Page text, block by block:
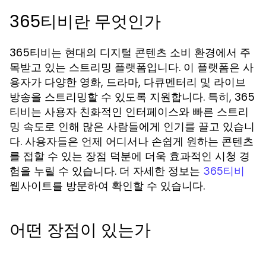
365티비란 무엇인가
365티비는 현대의 디지털 콘텐츠 소비 환경에서 주
목받고 있는 스트리밍 플랫폼입니다. 이 플랫폼은 사
용자가 다양한 영화, 드라마, 다큐멘터리 및 라이브
방송을 스트리밍할 수 있도록 지원합니다. 특히, 365
티비는 사용자 친화적인 인터페이스와 빠른 스트리
밍 속도로 인해 많은 사람들에게 인기를 끌고 있습니
다. 사용자들은 언제 어디서나 손쉽게 원하는 콘텐츠
를 접할 수 있는 장점 덕분에 더욱 효과적인 시청 경
험을 누릴 수 있습니다. 더 자세한 정보는 365티비
웹사이트를 방문하여 확인할 수 있습니다.
어떤 장점이 있는가